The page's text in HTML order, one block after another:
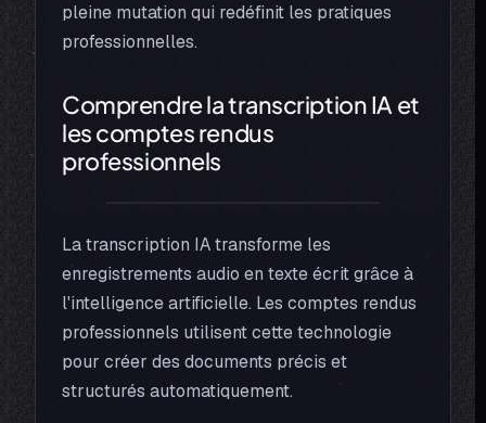
pleine mutation qui redéfinit les pratiques
professionnelles.
Comprendre la transcription IA et
les comptes rendus
professionnels
La transcription IA transforme les
enregistrements audio en texte écrit grâce à
l'intelligence artificielle. Les comptes rendus
professionnels utilisent cette technologie
pour créer des documents précis et
structurés automatiquement.